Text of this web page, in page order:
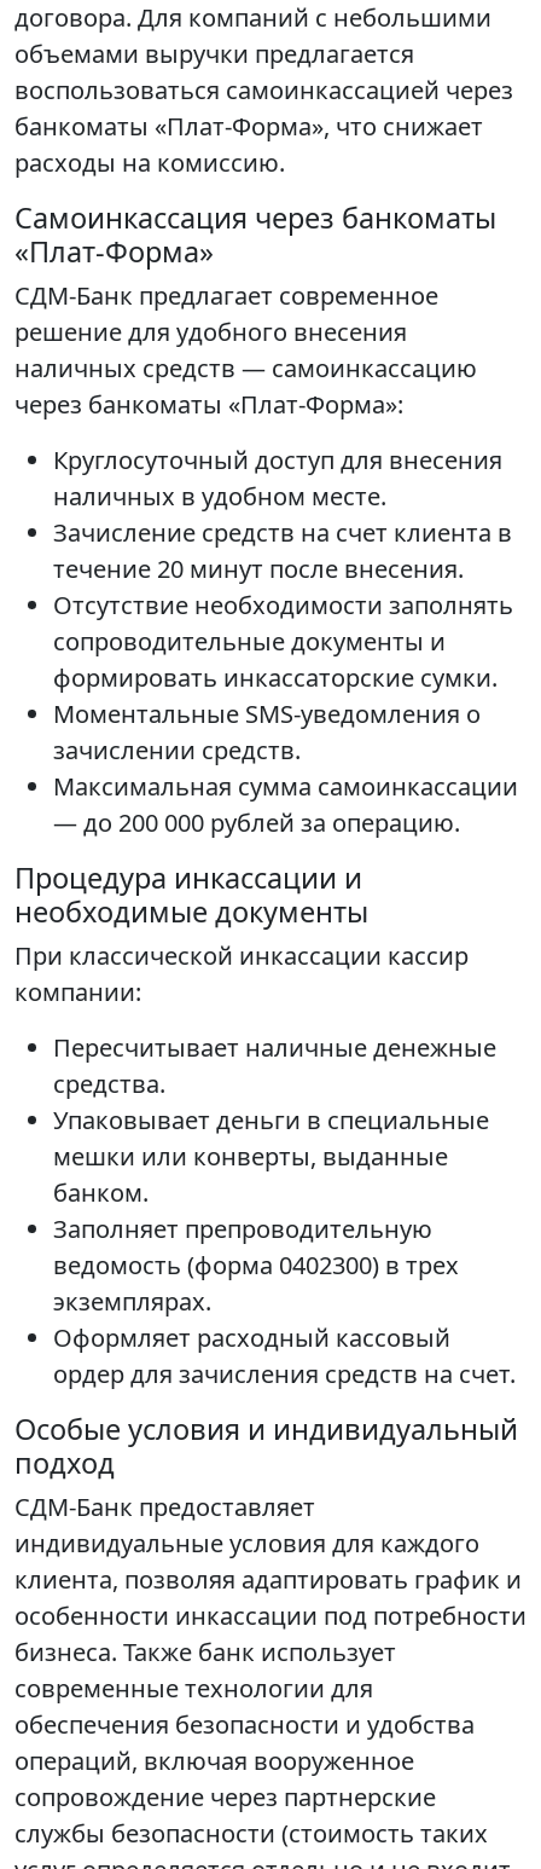
договора. Для компаний с небольшими
объемами выручки предлагается
воспользоваться самоинкассацией через
банкоматы «Плат-Форма», что снижает
расходы на комиссию.
Самоинкассация через банкоматы
«Плат-Форма»
СДМ-Банк предлагает современное
решение для удобного внесения
наличных средств — самоинкассацию
через банкоматы «Плат-Форма»:
Круглосуточный доступ для внесения
наличных в удобном месте.
Зачисление средств на счет клиента в
течение 20 минут после внесения.
Отсутствие необходимости заполнять
сопроводительные документы и
формировать инкассаторские сумки.
Моментальные SMS-уведомления о
зачислении средств.
Максимальная сумма самоинкассации
— до 200 000 рублей за операцию.
Процедура инкассации и
необходимые документы
При классической инкассации кассир
компании:
Пересчитывает наличные денежные
средства.
Упаковывает деньги в специальные
мешки или конверты, выданные
банком.
Заполняет препроводительную
ведомость (форма 0402300) в трех
экземплярах.
Оформляет расходный кассовый
ордер для зачисления средств на счет.
Особые условия и индивидуальный
подход
СДМ-Банк предоставляет
индивидуальные условия для каждого
клиента, позволяя адаптировать график и
особенности инкассации под потребности
бизнеса. Также банк использует
современные технологии для
обеспечения безопасности и удобства
операций, включая вооруженное
сопровождение через партнерские
службы безопасности (стоимость таких